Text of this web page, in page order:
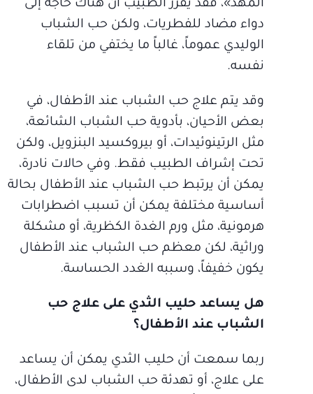
المهد»، فقد يقرر الطبيب أن هناك حاجة إلى
دواء مضاد للفطريات، ولكن حب الشباب
الوليدي عموماً، غالباً ما يختفي من تلقاء
نفسه.
وقد يتم علاج حب الشباب عند الأطفال، في
بعض الأحيان، بأدوية حب الشباب الشائعة،
مثل الرتينوئيدات، أو بيروكسيد البنزويل، ولكن
تحت إشراف الطبيب فقط. وفي حالات نادرة،
يمكن أن يرتبط حب الشباب عند الأطفال بحالة
أساسية مختلفة يمكن أن تسبب اضطرابات
هرمونية، مثل ورم الغدة الكظرية، أو مشكلة
وراثية، لكن معظم حب الشباب عند الأطفال
يكون خفيفاً، وسببه الغدد الحساسة.
هل يساعد حليب الثدي على علاج حب
الشباب عند الأطفال؟
ربما سمعت أن حليب الثدي يمكن أن يساعد
على علاج، أو تهدئة حب الشباب لدى الأطفال،